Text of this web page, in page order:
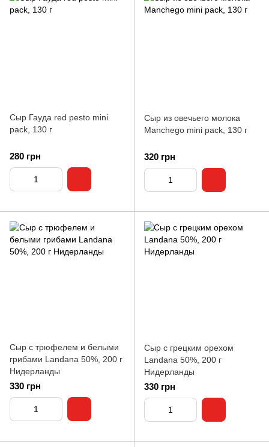
Сыр Гауда red pesto mini
pack, 130 г
280 грн
Сыр из овечьего молока
Manchego mini pack, 130 г
320 грн
Сыр с трюфелем и белыми
грибами Landana 50%, 200 г
Нидерланды
330 грн
Сыр с грецким орехом
Landana 50%, 200 г
Нидерланды
330 грн